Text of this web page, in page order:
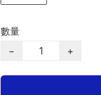
數量
−
+